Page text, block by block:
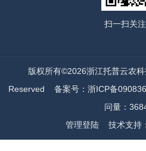
扫一扫关
版权所有©2026浙江托普云农
Reserved备案号：浙ICP备
问量：
管理登陆技术支持：